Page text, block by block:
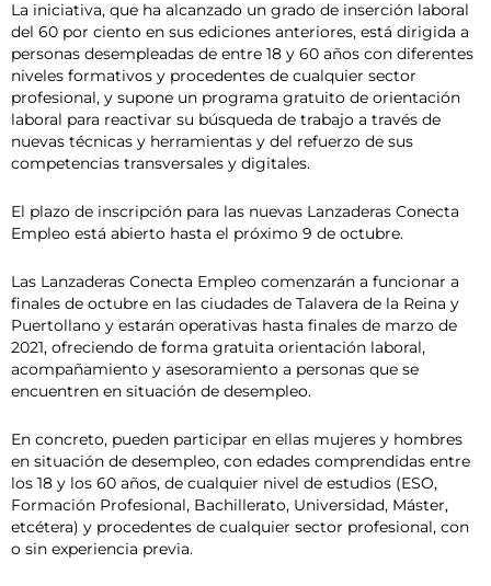
La iniciativa, que ha alcanzado un grado de inserción laboral
del 60 por ciento en sus ediciones anteriores, está dirigida a
personas desempleadas de entre 18 y 60 años con diferentes
niveles formativos y procedentes de cualquier sector
profesional, y supone un programa gratuito de orientación
laboral para reactivar su búsqueda de trabajo a través de
nuevas técnicas y herramientas y del refuerzo de sus
competencias transversales y digitales.
El plazo de inscripción para las nuevas Lanzaderas Conecta
Empleo está abierto hasta el próximo 9 de octubre.
Las Lanzaderas Conecta Empleo comenzarán a funcionar a
finales de octubre en las ciudades de Talavera de la Reina y
Puertollano y estarán operativas hasta finales de marzo de
2021, ofreciendo de forma gratuita orientación laboral,
acompañamiento y asesoramiento a personas que se
encuentren en situación de desempleo.
En concreto, pueden participar en ellas mujeres y hombres
en situación de desempleo, con edades comprendidas entre
los 18 y los 60 años, de cualquier nivel de estudios (ESO,
Formación Profesional, Bachillerato, Universidad, Máster,
etcétera) y procedentes de cualquier sector profesional, con
o sin experiencia previa.